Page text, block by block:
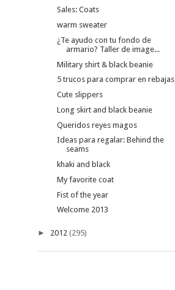
Sales: Coats
warm sweater
¿Te ayudo con tu fondo de
armario? Taller de image...
Military shirt & black beanie
5 trucos para comprar en rebajas
Cute slippers
Long skirt and black beanie
Queridos reyes magos
Ideas para regalar: Behind the
seams
khaki and black
My favorite coat
Fist of the year
Welcome 2013
► 2012 (295)